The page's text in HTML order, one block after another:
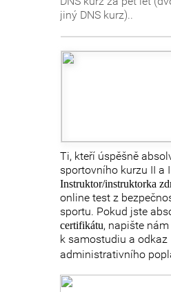
jiný DNS kurz)..
Ti, kteří úspěšně
sportovního kurzu II a
Instruktor/instruktorka
online test z
sportu. Pokud jste
certifikátu, napište
k samostudiu a
administrativního